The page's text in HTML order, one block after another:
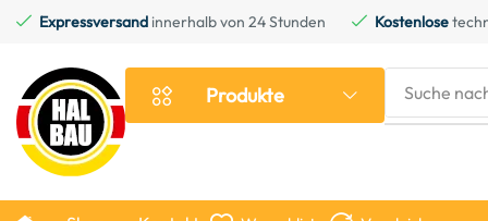
Expressversand innerhalb von 24 Stunden Kostenlose
Produkte Suche